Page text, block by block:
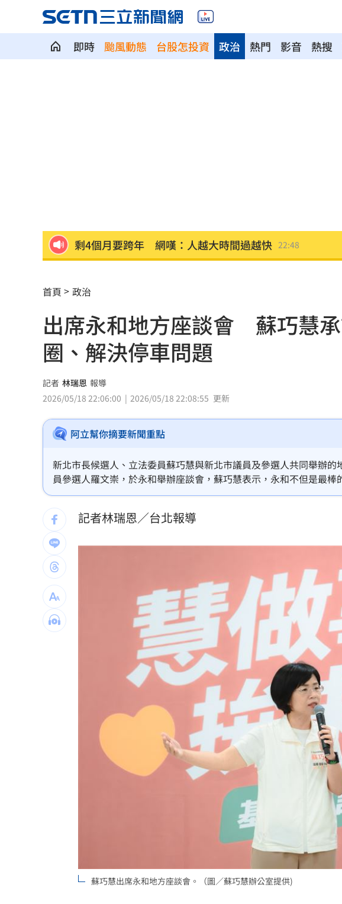
即時 颱風動態 台股怎投資 熱門 影音 熱搜
政治
剩4個月要跨年 網嘆：人越大時間過越快 22:48
首度首局獲支援 布雷克卻評球威僅D等級
男性半夜痠痛「2徵兆」恐已攝護腺癌晚期 22:37
100%果汁也傷身？研究：高血壓風險增35%
中借颱風稱對台灣海峽交管 海巡署譴責
史上最賺上半年！華航客貨兩旺吸金千億
獨／宿霧玩「巨人盪鞦韆」慘撞柱腦震盪
MVP舞台帶上女兒同歡 艾菩樂盼記得台灣 22:23
又有苦茶油苯駢芘超標 218瓶全面追查
白海豚「海警範圍擴大」 這地恐豪雨炸2天 22:09
桃猿洋將2投2打爭一軍 艾菩樂認良性競爭 22:06
華邦電法說會後 新目標價出爐 22:00
高雄轎車暴衝連3撞！波及13車600戶停電 21:58
台灣彩券開獎直播中 20:31
LIVE三立+24小時直播 15:27
三立iNEWS新聞台線上直播 18:00
商場戰國來臨 台中「頂奢大道」逐漸成形 12:00
台彩父親節推新刮刮樂千萬頭獎超「爸」氣
「拍片人的多重宇宙」職涯論壇9/12登場！
8國球員齊聚高雄 Formosa 7s掀足球熱潮
理想混蛋號召粉絲跨海追星吃美食！ 18:15
首頁 政治
出席永和地方座談會 蘇巧慧
圈、解決停車問題
記者 林瑞恩 報導
2026/05/18 22:06:00
2026/05/18 22:08:55 更新
阿立幫你摘要新聞重點
新北市長候選人、立法委員蘇巧慧與新北市議員及參選人共同舉辦
員參選人羅文崇，於永和舉辦座談會，蘇巧慧表示，永和不但是最
雙北工作的最佳基地，未來若她擔任市長，會加速推動永和行政園
最繁榮的家園。
記者林瑞恩／台北報導
蘇巧慧出席永和地方座談會。（圖／蘇巧慧辦公室提供)